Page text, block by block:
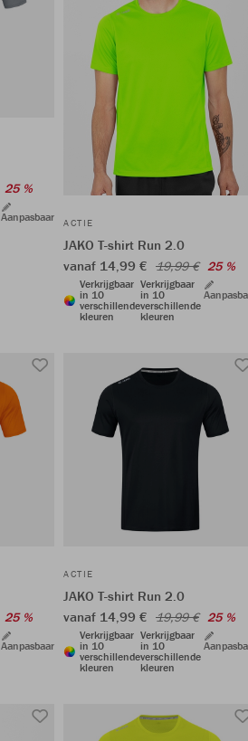
25 %
Aanpasbaar ACTIE
JAKO T-shirt Run 2.0
vanaf 14,99 € 19,99 € 25 %
Verkrijgbaar
in 10
verschillende
kleuren
Verkrijgbaar
in 10
verschillende
kleuren
25 %
Aanpasbaar
ACTIE
JAKO T-shirt Run 2.0
vanaf 14,99 € 19,99 € 25 %
Verkrijgbaar
in 10
verschillende
kleuren
Verkrijgbaar
in 10
verschillende
kleuren